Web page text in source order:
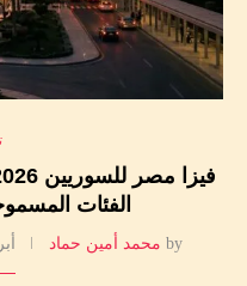
الفئات
by محمد أمين حماد